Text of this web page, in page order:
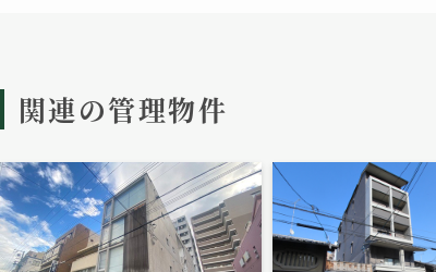
関連の管理物件